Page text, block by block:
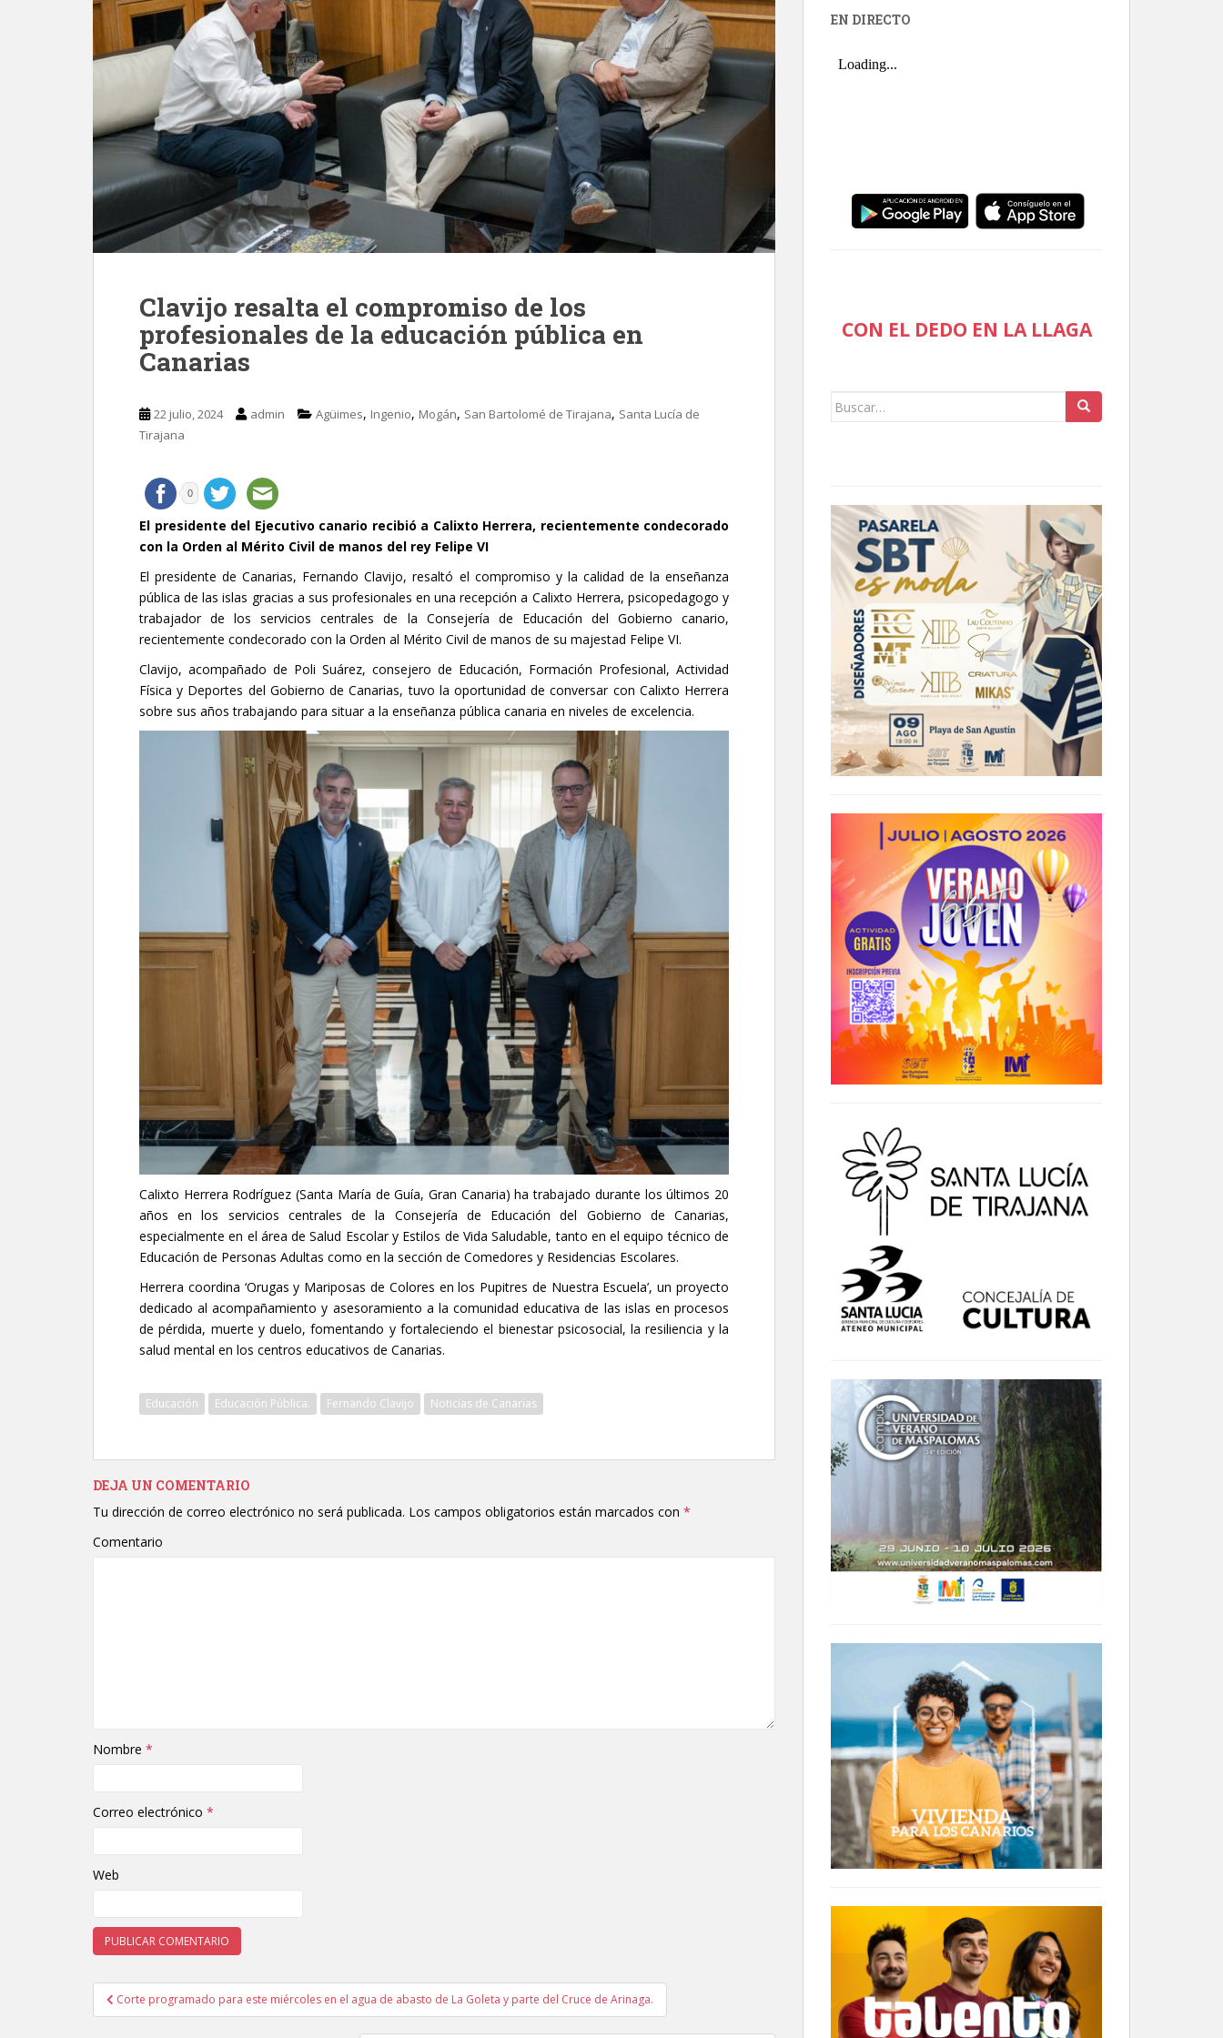
Clavijo resalta el compromiso de los
profesionales de la educación pública en
Canarias
22 julio, 2024 admin Agüimes, Ingenio, Mogán, San Bartolomé de Tirajana, Santa Lucía de
Tirajana
0
El presidente del Ejecutivo canario recibió a Calixto Herrera, recientemente condecorado
con la Orden al Mérito Civil de manos del rey Felipe VI
El presidente de Canarias, Fernando Clavijo, resaltó el compromiso y la calidad de la enseñanza
pública de las islas gracias a sus profesionales en una recepción a Calixto Herrera, psicopedagogo y
trabajador de los servicios centrales de la Consejería de Educación del Gobierno canario,
recientemente condecorado con la Orden al Mérito Civil de manos de su majestad Felipe VI.
Clavijo, acompañado de Poli Suárez, consejero de Educación, Formación Profesional, Actividad
Física y Deportes del Gobierno de Canarias, tuvo la oportunidad de conversar con Calixto Herrera
sobre sus años trabajando para situar a la enseñanza pública canaria en niveles de excelencia.
Calixto Herrera Rodríguez (Santa María de Guía, Gran Canaria) ha trabajado durante los últimos 20
años en los servicios centrales de la Consejería de Educación del Gobierno de Canarias,
especialmente en el área de Salud Escolar y Estilos de Vida Saludable, tanto en el equipo técnico de
Educación de Personas Adultas como en la sección de Comedores y Residencias Escolares.
Herrera coordina ‘Orugas y Mariposas de Colores en los Pupitres de Nuestra Escuela’, un proyecto
dedicado al acompañamiento y asesoramiento a la comunidad educativa de las islas en procesos
de pérdida, muerte y duelo, fomentando y fortaleciendo el bienestar psicosocial, la resiliencia y la
salud mental en los centros educativos de Canarias.
Educación Educación Pública. Fernando Clavijo Noticias de Canarias
DEJA UN COMENTARIO
Tu dirección de correo electrónico no será publicada. Los campos obligatorios están marcados con *
Comentario
Nombre *
Correo electrónico *
Web
Navegación de entradas
Corte programado para este miércoles en el agua de abasto de La Goleta y parte del Cruce de Arinaga.
EN DIRECTO
CON EL DEDO EN LA LLAGA
Buscar: